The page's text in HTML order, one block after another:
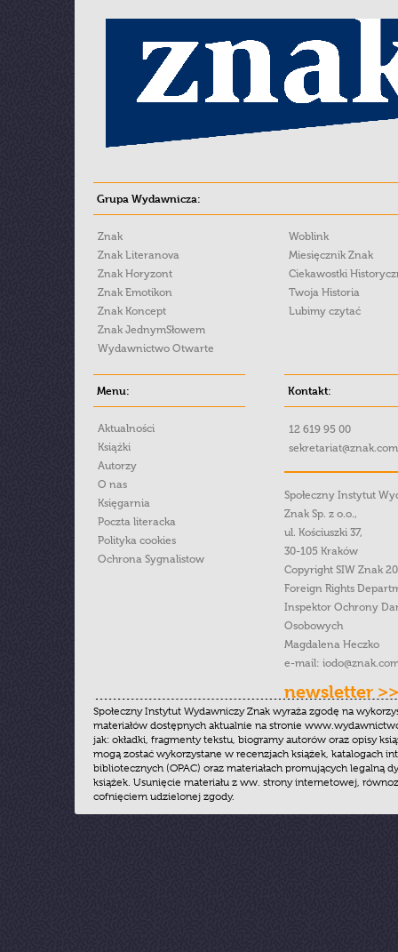
Grupa Wydawnicza:
Znak
Znak Literanova
Znak Horyzont
Znak Emotikon
Znak Koncept
Znak JednymSłowem
Wydawnictwo Otwarte
Woblink
Miesięcznik Znak
Ciekawostki
Twoja Historia
Lubimy czytać
Menu:
Aktualności
Książki
Autorzy
O nas
Księgarnia
Poczta literacka
Polityka cookies
Ochrona Sygnalistow
Kontakt:
12 619 95 00
Społeczny Instytut
Znak Sp. z o.o.,
ul. Kościuszki 37,
30-105 Kraków
Copyright SIW Znak
Foreign Rights
Inspektor Ochrony
Osobowych
Magdalena Heczko
e-mail:
newsletter >>
Społeczny Instytut Wydawniczy Znak wyraża zgodę na
materiałów dostępnych aktualnie na stronie
jak: okładki, fragmenty tekstu, biogramy autorów oraz opisy
mogą zostać wykorzystane w recenzjach książek, katalogach
bibliotecznych (OPAC) oraz materiałach promujących legalną
książek. Usunięcie materiału z ww. strony internetowej,
cofnięciem udzielonej zgody.